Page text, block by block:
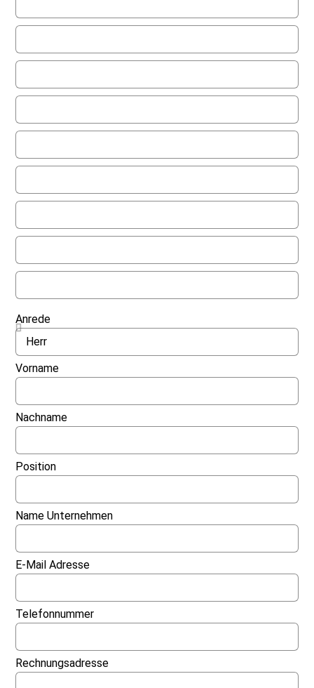
Anrede
Vorname
Nachname
Position
Name Unternehmen
E-Mail Adresse
Telefonnummer
Rechnungsadresse